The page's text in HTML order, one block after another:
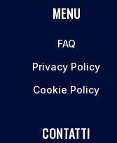
MENU
FAQ
Privacy Policy
Cookie Policy
CONTATTI